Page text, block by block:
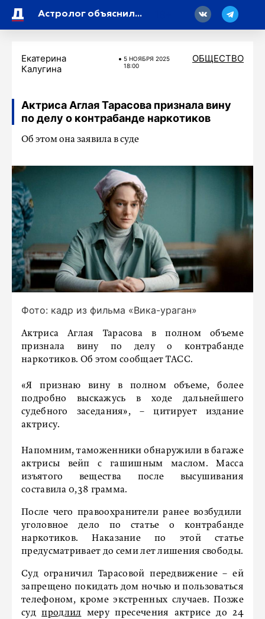
Астролог объяснила, что можно и нельзя делать в «бобровую» луну
Екатерина
Калугина
5 НОЯБРЯ 2025
18:00
ОБЩЕСТВО
Актриса Аглая Тарасова признала вину
по делу о контрабанде наркотиков
Об этом она заявила в суде
Фото: кадр из фильма «Вика-ураган»
Актриса Аглая Тарасова в полном объеме
признала вину по делу о контрабанде
наркотиков. Об этом сообщает ТАСС.
«Я признаю вину в полном объеме, более
подробно выскажусь в ходе дальнейшего
судебного заседания», – цитирует издание
актрису.
Напомним, таможенники обнаружили в багаже
актрисы вейп с гашишным маслом. Масса
изъятого вещества после высушивания
составила 0,38 грамма.
После чего правоохранители ранее возбудили
уголовное дело по статье о контрабанде
наркотиков. Наказание по этой статье
предусматривает до семи лет лишения свободы.
Суд ограничил Тарасовой передвижение – ей
запрещено покидать дом ночью и пользоваться
телефоном, кроме экстренных случаев. Позже
судпродлил меру пресечения актрисе до 24